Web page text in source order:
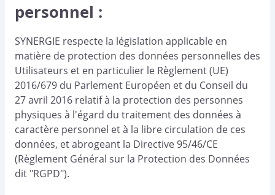
personnel :
SYNERGIE respecte la législation applicable en
matière de protection des données personnelles des
Utilisateurs et en particulier le Règlement (UE)
2016/679 du Parlement Européen et du Conseil du
27 avril 2016 relatif à la protection des personnes
physiques à l'égard du traitement des données à
caractère personnel et à la libre circulation de ces
données, et abrogeant la Directive 95/46/CE
(Règlement Général sur la Protection des Données
dit "RGPD").